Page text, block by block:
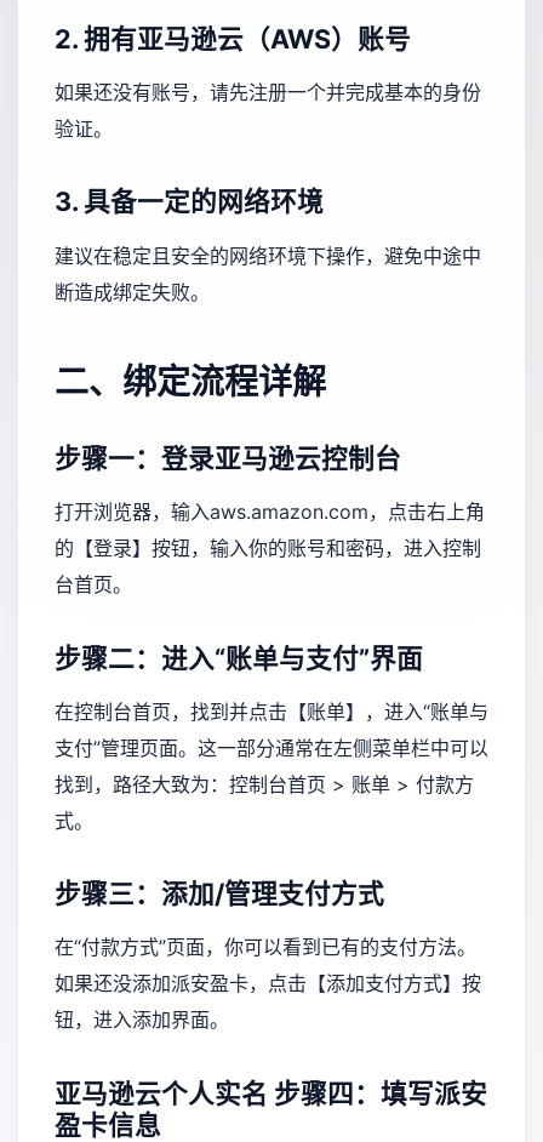
2. 拥有亚马逊云（AWS）账号
如果还没有账号，请先注册一个并完成基本的身份
验证。
3. 具备一定的网络环境
建议在稳定且安全的网络环境下操作，避免中途中
断造成绑定失败。
二、绑定流程详解
步骤一：登录亚马逊云控制台
打开浏览器，输入aws.amazon.com，点击右上角
的【登录】按钮，输入你的账号和密码，进入控制
台首页。
步骤二：进入“账单与支付”界面
在控制台首页，找到并点击【账单】，进入“账单与
支付”管理页面。这一部分通常在左侧菜单栏中可以
找到，路径大致为：控制台首页 > 账单 > 付款方
式。
步骤三：添加/管理支付方式
在“付款方式”页面，你可以看到已有的支付方法。
如果还没添加派安盈卡，点击【添加支付方式】按
钮，进入添加界面。
亚马逊云个人实名 步骤四：填写派安
盈卡信息